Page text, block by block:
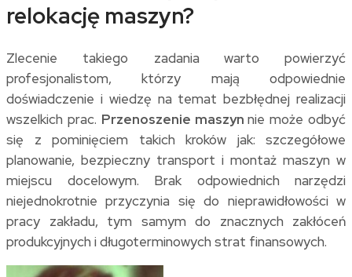
relokację maszyn?
Zlecenie takiego zadania
warto powierzyć
profesjonalistom, którzy mają odpowiednie
doświadczenie i wiedzę na temat bezbłędnej realizacji
wszelkich prac. Przenoszenie maszynnie może odbyć
się z pominięciem takich kroków jak: szczegółowe
planowanie, bezpieczny transport i montaż maszyn w
miejscu docelowym. Brak odpowiednich narzędzi
niejednokrotnie przyczynia się do nieprawidłowości w
pracy zakładu, tym samym do znacznych zakłóceń
produkcyjnych i długoterminowych strat finansowych.